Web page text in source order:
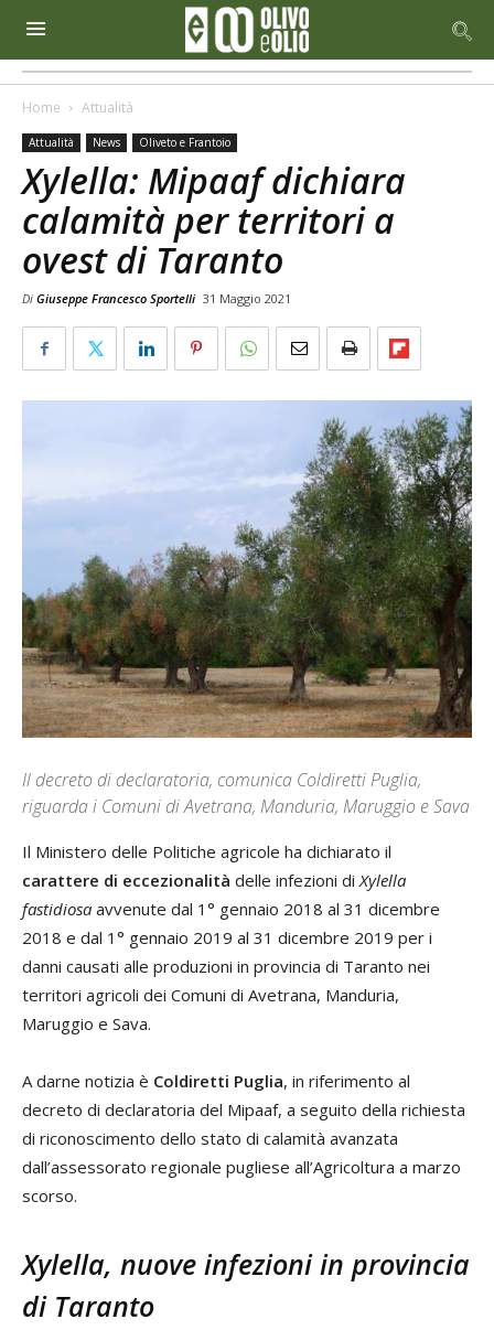
Home Attualità
Attualità News Oliveto e Frantoio
Xylella: Mipaaf dichiara
calamità per territori a
ovest di Taranto
Di Giuseppe Francesco Sportelli 31 Maggio 2021
Il decreto di declaratoria, comunica Coldiretti Puglia,
riguarda i Comuni di Avetrana, Manduria, Maruggio e Sava
Il Ministero delle Politiche agricole ha dichiarato il
carattere di eccezionalità delle infezioni di Xylella
fastidiosa avvenute dal 1° gennaio 2018 al 31 dicembre
2018 e dal 1° gennaio 2019 al 31 dicembre 2019 per i
danni causati alle produzioni in provincia di Taranto nei
territori agricoli dei Comuni di Avetrana, Manduria,
Maruggio e Sava.
A darne notizia è Coldiretti Puglia, in riferimento al
decreto di declaratoria del Mipaaf, a seguito della richiesta
di riconoscimento dello stato di calamità avanzata
dall’assessorato regionale pugliese all’Agricoltura a marzo
scorso.
Xylella, nuove infezioni in provincia
di Taranto